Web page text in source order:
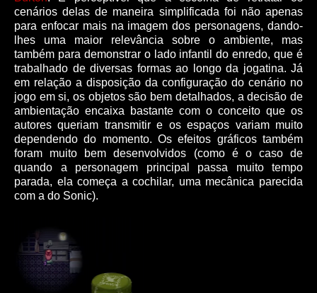
cenários delas de maneira simplificada foi não apenas
para enfocar mais na imagem dos personagens, dando-
lhes uma maior relevância sobre o ambiente, mas
também para demonstrar o lado infantil do enredo, que é
trabalhado de diversas formas ao longo da jogatina. Já
em relação a disposição da configuração do cenário no
jogo em si, os objetos são bem detalhados, a decisão de
ambientação encaixa bastante com o conceito que os
autores queriam transmitir e os espaços variam muito
dependendo do momento. Os efeitos gráficos também
foram muito bem desenvolvidos (como é o caso de
quando a personagem principal passa muito tempo
parada, ela começa a cochilar, uma mecânica parecida
com a do Sonic).